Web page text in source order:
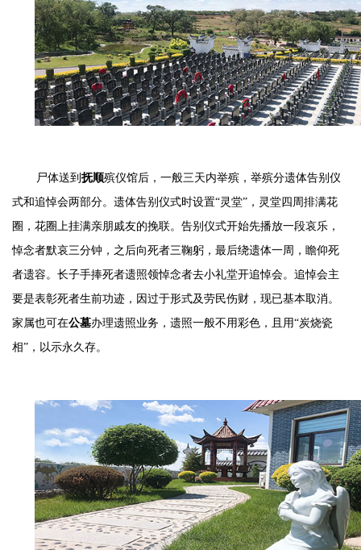
尸体送到 抚顺殡仪馆后，一般三天内举殡，举殡分遗体告别仪
式和追悼会两部分。遗体告别仪式时设置“灵堂”，灵堂四周排满花
圈，花圈上挂满亲朋戚友的挽联。告别仪式开始先播放一段哀乐，
悼念者默哀三分钟，之后向死者三鞠躬，最后绕遗体一周，瞻仰死
者遗容。长子手捧死者遗照领悼念者去小礼堂开追悼会。追悼会主
要是表彰死者生前功迹，因过于形式及劳民伤财，现已基本取消。
家属也可在公墓办理遗照业务，遗照一般不用彩色，且用“炭烧瓷
相”，以示永久存。